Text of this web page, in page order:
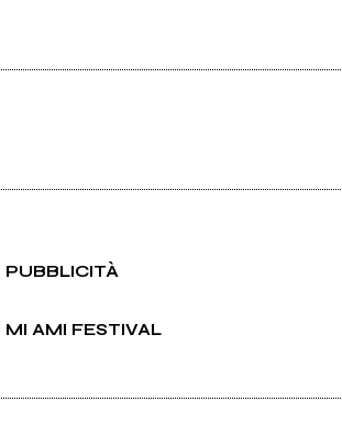
PUBBLICITÀ
MI AMI FESTIVAL